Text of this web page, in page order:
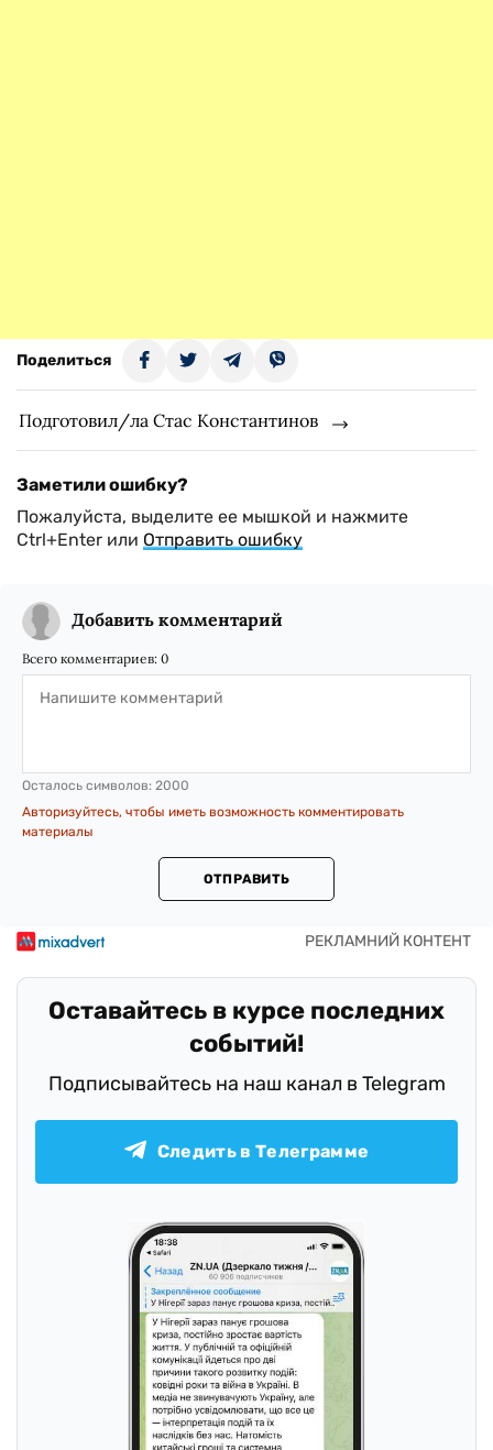
Поделиться
Подготовил/ла Стас Константинов
Заметили ошибку?
Пожалуйста, выделите ее мышкой и нажмите
Ctrl+Enter или Отправить ошибку
Добавить комментарий
Всего комментариев: 0
Осталось символов: 2000
Авторизуйтесь, чтобы иметь возможность комментировать
материалы
ОТПРАВИТЬ
Оставайтесь в курсе последних
событий!
Подписывайтесь на наш канал в Telegram
Следить в Телеграмме